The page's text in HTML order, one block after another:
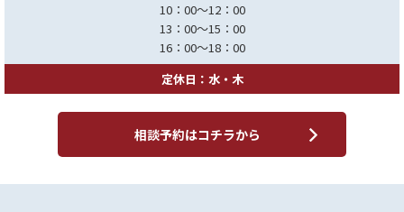
10：00～12：00
13：00～15：00
16：00～18：00
定休日：水・木
相談予約はコチラから